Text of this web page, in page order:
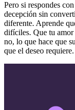
Pero si respondes
decepción sin
diferente. Aprende
difíciles. Que tu
no, lo que hace que
que el deseo requiere.